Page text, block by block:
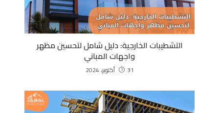
التشطيبات الخارجية: دليل شامل لتحسين مظهر
واجهات المباني
31 أكتوبر، 2024